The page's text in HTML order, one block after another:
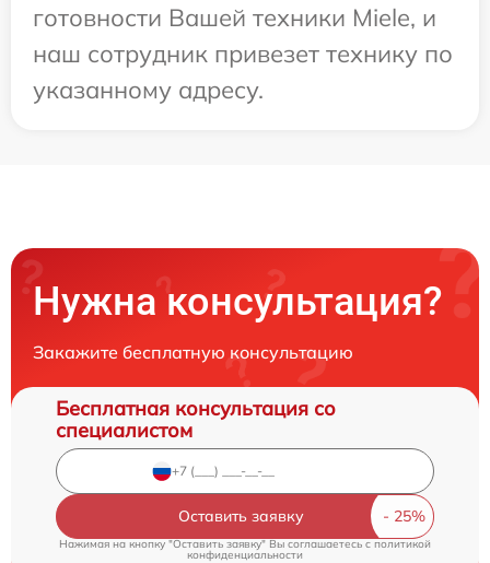
готовности Вашей техники Miele, и
наш сотрудник привезет технику по
указанному адресу.
Нужна консультация?
Закажите бесплатную консультацию
Бесплатная консультация со
специалистом
Оставить заявку
Нажимая на кнопку "Оставить заявку" Вы соглашаетесь cполитикой
конфиденциальности